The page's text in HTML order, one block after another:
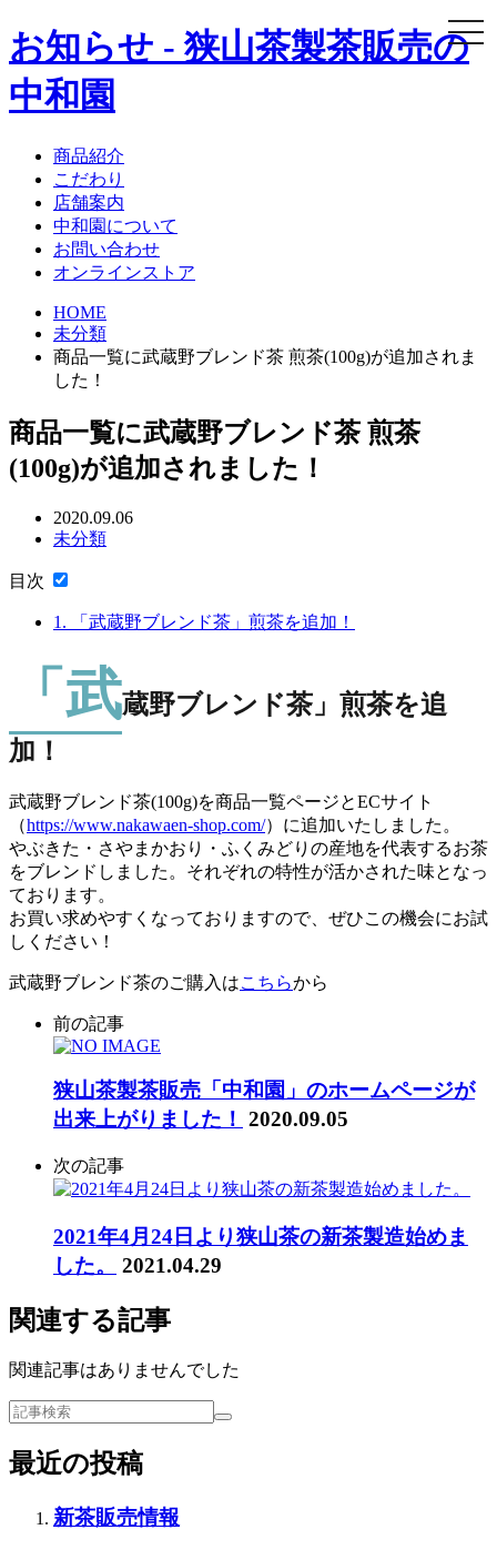
お知らせ - 狭山茶製茶販売の
中和園
商品紹介
こだわり
店舗案内
中和園について
お問い合わせ
オンラインストア
HOME
未分類
商品一覧に武蔵野ブレンド茶 煎茶(100g)が追加されま
した！
商品一覧に武蔵野ブレンド茶 煎茶
(100g)が追加されました！
2020.09.06
未分類
目次
1. 「武蔵野ブレンド茶」煎茶を追加！
「武蔵野ブレンド茶」煎茶を追
加！
武蔵野ブレンド茶(100g)を商品一覧ページとECサイト
（https://www.nakawaen-shop.com/）に追加いたしました。
やぶきた・さやまかおり・ふくみどりの産地を代表するお茶
をブレンドしました。それぞれの特性が活かされた味となっ
ております。
お買い求めやすくなっておりますので、ぜひこの機会にお試
しください！
武蔵野ブレンド茶のご購入はこちらから
前の記事
狭山茶製茶販売「中和園」のホームページが
出来上がりました！ 2020.09.05
次の記事
2021年4月24日より狭山茶の新茶製造始めま
した。
2021.04.29
関連する記事
関連記事はありませんでした
最近の投稿
新茶販売情報